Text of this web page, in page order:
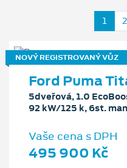
1 2
NOVÝ REGISTROVANÝ VŮZ
Ford Puma
5dveřová, 1.0
92 kW/125 k, 6st.
Vaše cena s DPH
495 900 Kč